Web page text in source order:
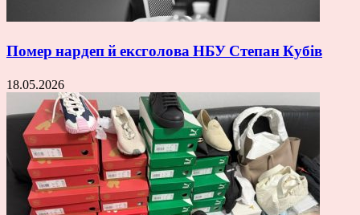
Помер нардеп й ексголова НБУ Степан Кубів
18.05.2026